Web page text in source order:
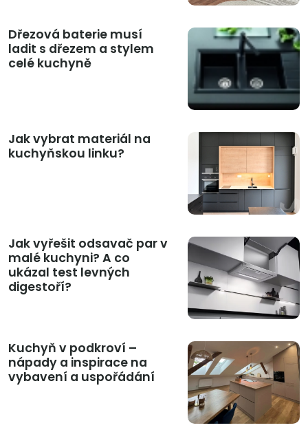
Dřezová baterie musí
ladit s dřezem a stylem
celé kuchyně
Jak vybrat materiál na
kuchyňskou linku?
Jak vyřešit odsavač par v
malé kuchyni? A co
ukázal test levných
digestoří?
Kuchyň v podkroví –
nápady a inspirace na
vybavení a uspořádání